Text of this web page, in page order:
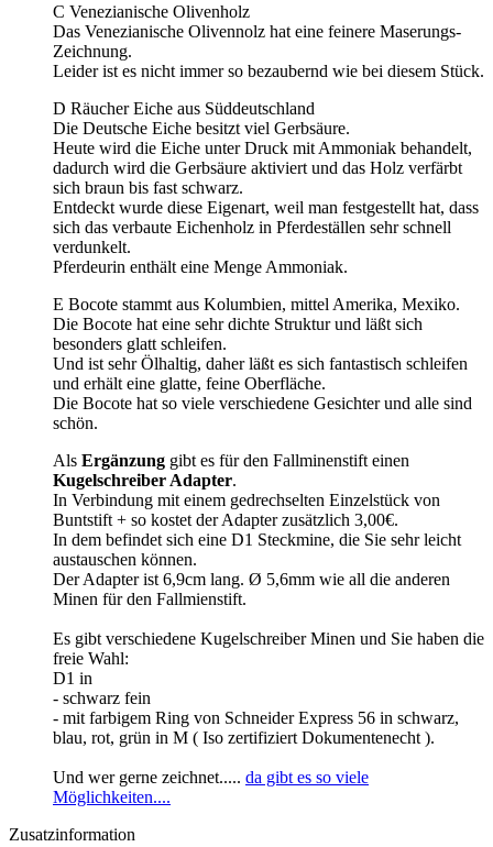
C Venezianische Olivenholz
Das Venezianische Olivennolz hat eine feinere Maserungs-
Zeichnung.
Leider ist es nicht immer so bezaubernd wie bei diesem Stück.
D Räucher Eiche aus Süddeutschland
Die Deutsche Eiche besitzt viel Gerbsäure.
Heute wird die Eiche unter Druck mit Ammoniak behandelt,
dadurch wird die Gerbsäure aktiviert und das Holz verfärbt
sich braun bis fast schwarz.
Entdeckt wurde diese Eigenart, weil man festgestellt hat, dass
sich das verbaute Eichenholz in Pferdeställen sehr schnell
verdunkelt.
Pferdeurin enthält eine Menge Ammoniak.
E Bocote stammt aus Kolumbien, mittel Amerika, Mexiko.
Die Bocote hat eine sehr dichte Struktur und läßt sich
besonders glatt schleifen.
Und ist sehr Ölhaltig, daher läßt es sich fantastisch schleifen
und erhält eine glatte, feine Oberfläche.
Die Bocote hat so viele verschiedene Gesichter und alle sind
schön.
Als Ergänzung gibt es für den Fallminenstift einen
Kugelschreiber Adapter.
In Verbindung mit einem gedrechselten Einzelstück von
Buntstift + so kostet der Adapter zusätzlich 3,00€.
In dem befindet sich eine D1 Steckmine, die Sie sehr leicht
austauschen können.
Der Adapter ist 6,9cm lang. Ø 5,6mm wie all die anderen
Minen für den Fallmienstift.
Es gibt verschiedene Kugelschreiber Minen und Sie haben die
freie Wahl:
D1 in
- schwarz fein
- mit farbigem Ring von Schneider Express 56 in schwarz,
blau, rot, grün in M ( Iso zertifiziert Dokumentenecht ).
Und wer gerne zeichnet..... da gibt es so viele
Möglichkeiten....
Zusatzinformation